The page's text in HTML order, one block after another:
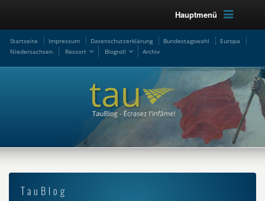
Hauptmenü
Startseite Impressum Datenschutzerklärung Bundestagswahl
Europa
Niedersachsen
Ressort Blogroll Archiv
TauBlog